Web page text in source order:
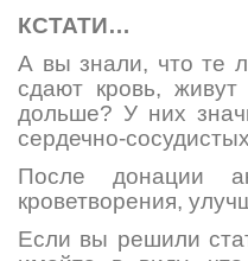
КСТАТИ…
А вы знали, что те
сдают кровь,
дольше? У них
сердечно-
После донации
кроветворения,
Если вы решили